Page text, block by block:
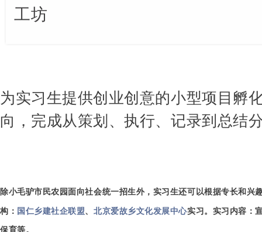
工坊
为实习生提供创业创意的小型项目孵
向，完成从策划、执行、记录到总结
除小毛驴市民农园面向社会统一招生外， 实习生还可以根据专长和兴
构： 国仁乡建社企联盟、 北京爱故乡文化发展中心实习。实习内容：
保育等。